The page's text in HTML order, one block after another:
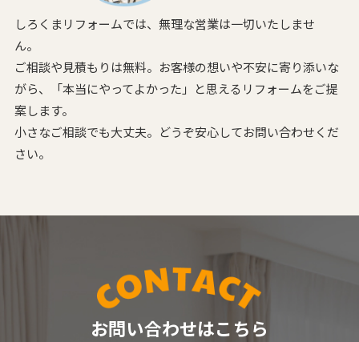
しろくまリフォームでは、無理な営業は一切いたしませ
ん。
ご相談や見積もりは無料。お客様の想いや不安に寄り添いな
がら、
「本当にやってよかった」と思えるリフォームをご提
案します。
小さなご相談でも大丈夫。どうぞ安心してお問い合わせくだ
さい。
お問い合わせはこちら